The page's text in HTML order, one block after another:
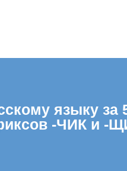
языку за
-ЧИК и -